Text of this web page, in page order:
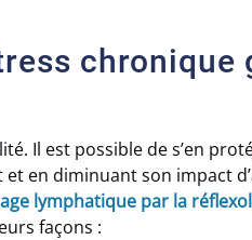
chronique
Il est possible de s’en
en diminuant son impact
lymphatique par la
façons :